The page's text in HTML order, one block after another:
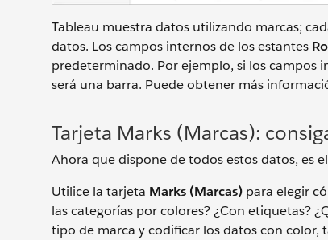
Tableau muestra datos utilizando marcas;
datos. Los campos internos de los estantes
predeterminado. Por ejemplo, si los campos
será una barra. Puede obtener más
Tarjeta Marks (Marcas):
Ahora que dispone de todos estos datos, es
Utilice la tarjeta Marks (Marcas) para elegir
las categorías por colores? ¿Con etiquetas?
tipo de marca y codificar los datos con color,